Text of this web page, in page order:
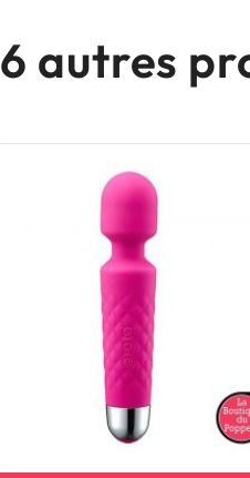
6 autres